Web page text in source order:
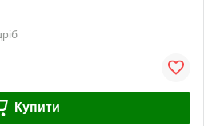
Купити